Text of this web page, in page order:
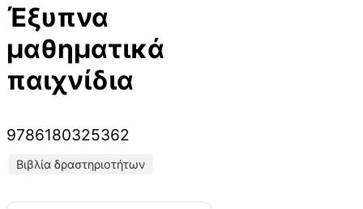
Έξυπνα
μαθηματικά
παιχνίδια
9786180325362
Βιβλία δραστηριοτήτων